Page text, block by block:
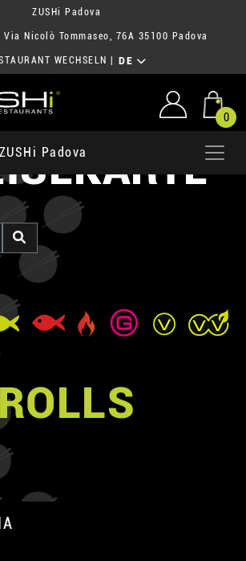
ZUSHi Padova
Via Nicolò Tommaseo, 76A 35100 Padova
WECHSELN DE
0
Padova